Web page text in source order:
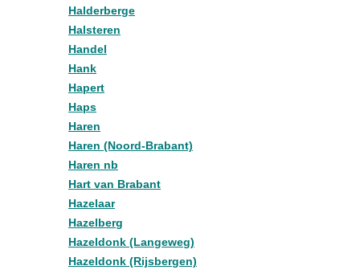
Halderberge
Halsteren
Handel
Hank
Hapert
Haps
Haren
Haren (Noord-Brabant)
Haren nb
Hart van Brabant
Hazelaar
Hazelberg
Hazeldonk (Langeweg)
Hazeldonk (Rijsbergen)